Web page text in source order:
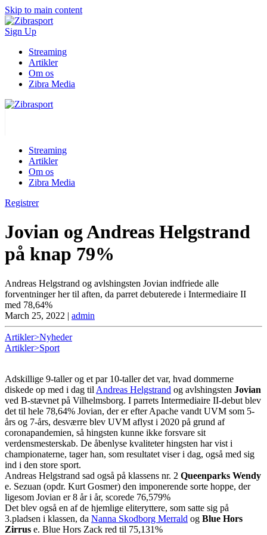
Skip to main content
Sign Up
Streaming
Artikler
Om os
Zibra Media
Streaming
Artikler
Om os
Zibra Media
Registrer
Jovian og Andreas Helgstrand
på knap 79%
Andreas Helgstrand og avlshingsten Jovian indfriede alle
forventninger her til aften, da parret debuterede i Intermediaire II
med 78,64%
March 25, 2022 | admin
Artikler>Nyheder
Artikler>Sport
Adskillige 9-taller og et par 10-taller det var, hvad dommerne
diskede op med i dag til Andreas Helgstrand og avlshingsten Jovian
ved B-stævnet på Vilhelmsborg. I parrets Intermediaire II-debut blev
det til hele 78,64% Jovian, der er efter Apache vandt UVM som 5-
års og 7-års, desværre blev UVM aflyst i 2020 på grund af
coronapandemien, så hingsten kunne ikke forsvare sit
verdensmesterskab. De åbenlyse kvaliteter hingsten har vist i
championaterne, tager han, som resultatet viser i dag, også med sig
ind i den store sport.
Andreas Helgstrand sad også på klassens nr. 2 Queenparks Wendy
e. Sezuan (opdr. Kurt Gosmer) den imponerende sorte hoppe, der
ligesom Jovian er 8 år i år, scorede 76,579%
Det blev også en af de hjemlige eliteryttere, som satte sig på
3.pladsen i klassen, da Nanna Skodborg Merrald og Blue Hors
Zirrus e. Blue Hors Zack red til 75,131%